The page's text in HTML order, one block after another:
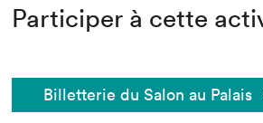
Participer à cette
Billetterie du Salon au Palais